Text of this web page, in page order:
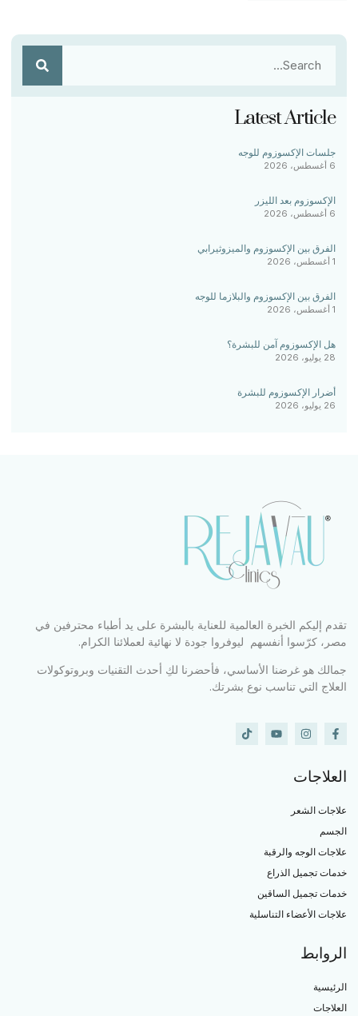
Latest Article
جلسات الإكسوزوم للوجه
6 أغسطس، 2026
الإكسوزوم بعد الليزر
6 أغسطس، 2026
الفرق بين الإكسوزوم والميزوثيرابي
1 أغسطس، 2026
الفرق بين الإكسوزوم والبلازما للوجه
1 أغسطس، 2026
هل الإكسوزوم آمن للبشرة؟
28 يوليو، 2026
أضرار الإكسوزوم للبشرة
26 يوليو، 2026
تقدم إليكم الخبرة العالمية للعناية بالبشرة على يد أطباء محترفين في
مصر، كرّسوا أنفسهم ليوفروا جودة لا نهائية لعملائنا الكرام.
جمالك هو غرضنا الأساسي، فأحضرنا لكِ أحدث التقنيات وبروتوكولات
العلاج التي تناسب نوع بشرتك.
العلاجات
علاجات الشعر
الجسم
علاجات الوجه والرقبة
خدمات تجميل الذراع
خدمات تجميل الساقين
علاجات الأعضاء التناسلية
الروابط
الرئيسية
العلاجات